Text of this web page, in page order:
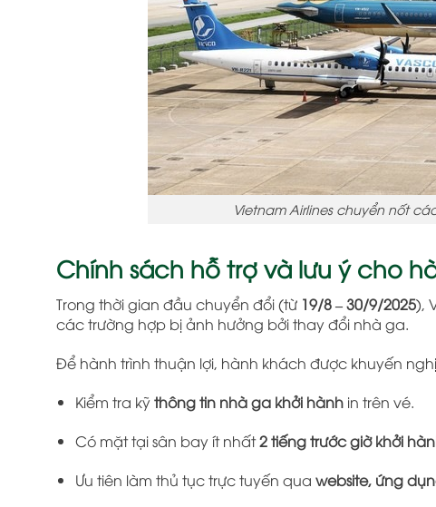
Vietnam Airlines chuyển nốt
Chính sách hỗ trợ và lưu ý cho
Trong thời gian đầu chuyển đổi (từ 19/8 – 30/9/2025),
các trường hợp bị ảnh hưởng bởi thay đổi nhà ga.
Để hành trình thuận lợi, hành khách được khuyến
Kiểm tra kỹthông tin nhà ga khởi hànhin trên vé.
Có mặt tại sân bay ít nhất2 tiếng trước giờ khởi
Ưu tiên làm thủ tục trực tuyến qua website, ứng